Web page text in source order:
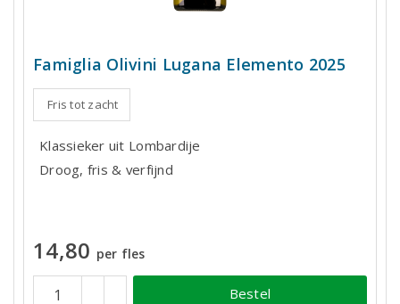
Famiglia Olivini Lugana Elemento 2025
Fris tot zacht
Klassieker uit Lombardije
Droog, fris & verfijnd
14,80 per fles
Bestel